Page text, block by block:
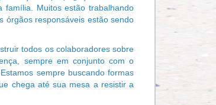
Muitos estão trabalhando
órgãos responsáveis estão sendo
todos os colaboradores sobre
sempre em conjunto com o
Estamos sempre buscando formas
chega até sua mesa a resistir a